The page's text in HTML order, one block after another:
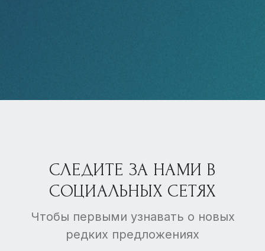
СЛЕДИТЕ ЗА НАМИ В
СОЦИАЛЬНЫХ СЕТЯХ
Чтобы первыми узнавать о новых
редких предложениях